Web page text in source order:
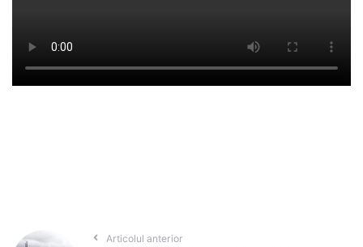
Articolul anterior